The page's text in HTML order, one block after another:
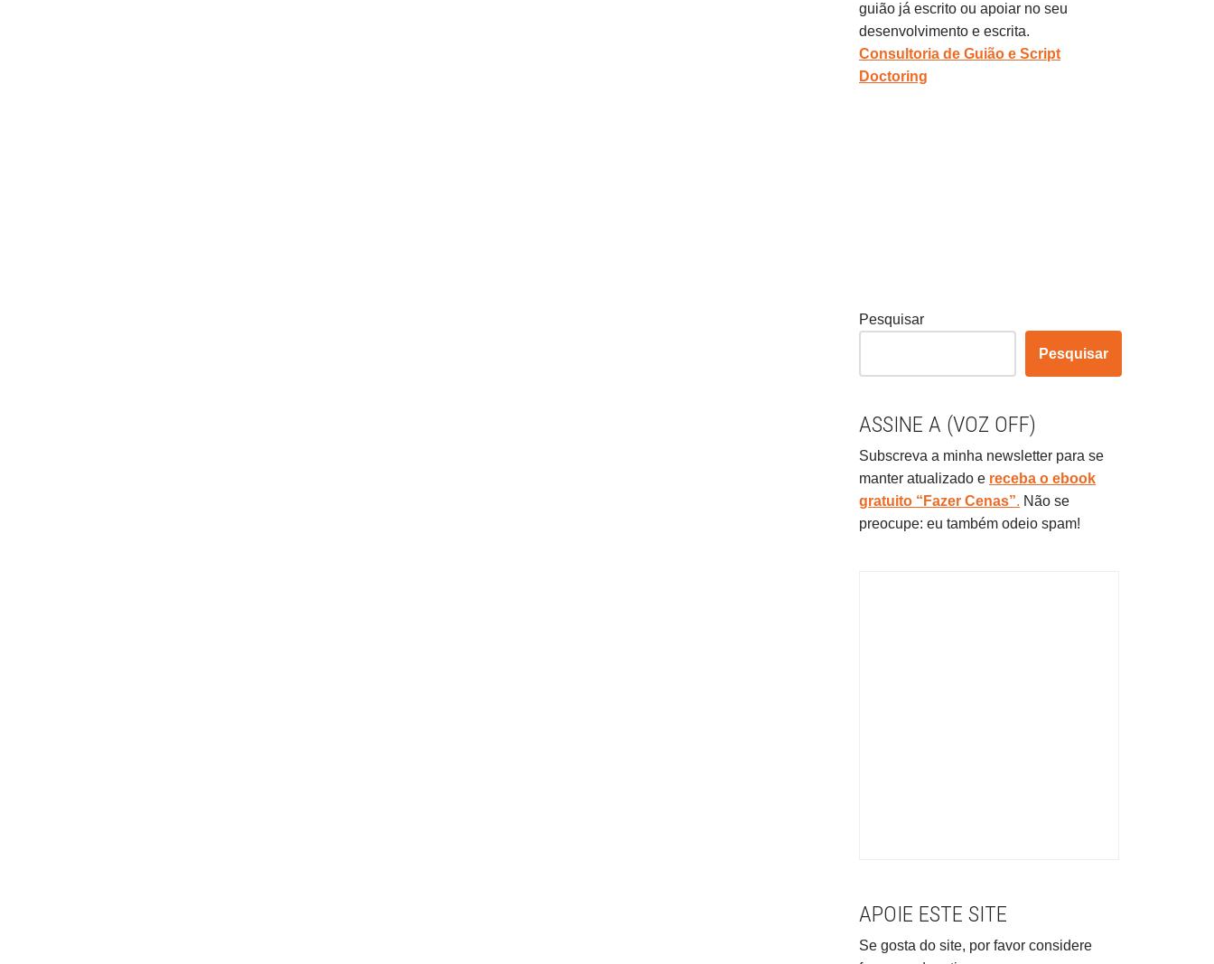
guião já escrito ou apoiar no seu
desenvolvimento e escrita.
Consultoria de Guião e Script
Doctoring
Pesquisar
Pesquisar
ASSINE A (VOZ OFF)
Subscreva a minha newsletter para se
manter atualizado e receba o ebook
gratuito “Fazer Cenas”. Não se
preocupe: eu também odeio spam!
APOIE ESTE SITE
Se gosta do site, por favor considere